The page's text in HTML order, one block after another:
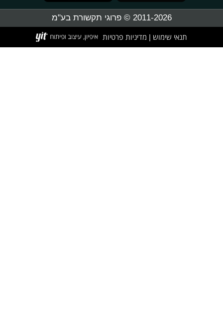
2011-2026 © פרוגי תקשורת בע"מ
תנאי שימוש מדיניות פרטיות